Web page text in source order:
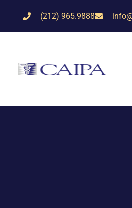
(212) 965.9888